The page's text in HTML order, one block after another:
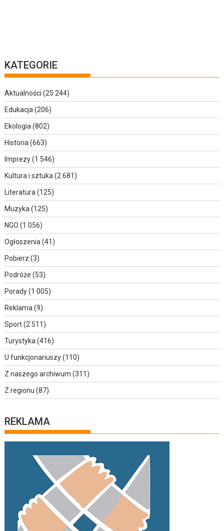
KATEGORIE
Aktualności (25 244)
Edukacja(206)
Ekologia(802)
Historia(663)
Imprezy(1 546)
Kultura i sztuka(2 681)
Literatura(125)
Muzyka(125)
NGO (1 056)
Ogłoszenia(41)
Pobierz (3)
Podróże (53)
Porady(1 005)
Reklama(9)
Sport(2 511)
Turystyka(416)
U funkcjonariuszy(110)
Z naszego archiwum (311)
Z regionu (87)
REKLAMA